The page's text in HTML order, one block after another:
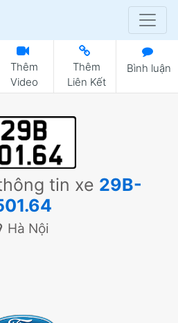
Thêm
Video
Thêm
Liên Kết
Bình luận
tin xe 29B-
Hà Nội